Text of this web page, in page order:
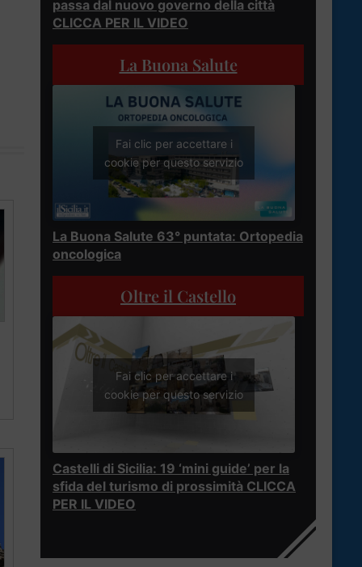
passa dal nuovo governo della città
CLICCA PER IL VIDEO
La Buona Salute
Fai clic per accettare i
cookie per questo servizio
La Buona Salute 63° puntata: Ortopedia
oncologica
Oltre il Castello
Fai clic per accettare i
cookie per questo servizio
Castelli di Sicilia: 19 ‘mini guide’ per la
sfida del turismo di prossimità CLICCA
PER IL VIDEO